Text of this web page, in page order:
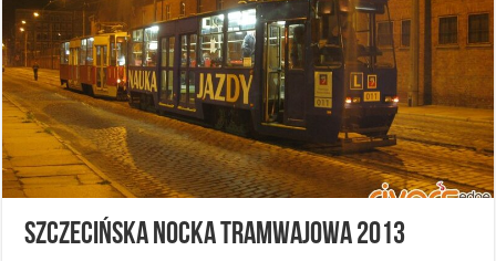
Szczecińska Nocka Tramwajowa 2013